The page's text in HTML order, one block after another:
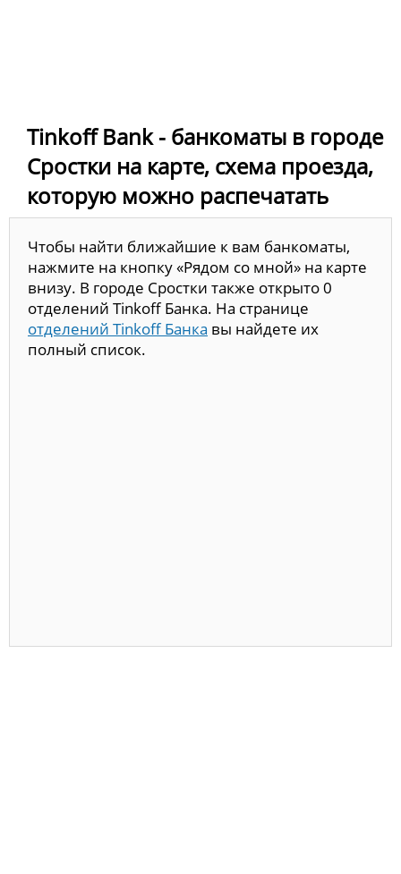
Tinkoff Bank - банкоматы в городе
Сростки на карте, схема проезда,
которую можно распечатать
Чтобы найти ближайшие к вам банкоматы,
нажмите на кнопку «Рядом со мной» на карте
внизу. В городе Сростки также открыто 0
отделений Tinkoff Банка. На странице
отделений Tinkoff Банка вы найдете их
полный список.